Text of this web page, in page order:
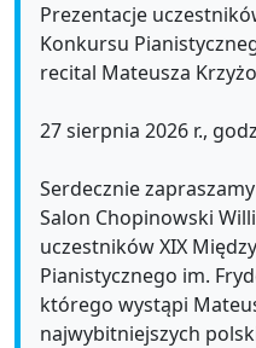
Prezentacje
Konkursu
recital Mateusza
27 sierpnia 2026 r.,
Serdecznie
Salon Chopinowski
uczestników XIX
Pianistycznego im.
którego wystąpi
najwybitniejszych